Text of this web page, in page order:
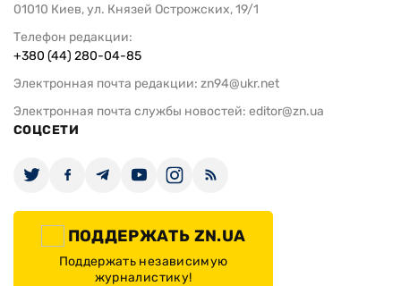
01010 Киев, ул. Князей Острожских, 19/1
Телефон редакции:
+380 (44) 280-04-85
Электронная почта редакции: zn94@ukr.net
Электронная почта службы новостей: editor@zn.ua
СОЦСЕТИ
ПОДДЕРЖАТЬ ZN.UA
Поддержать независимую
журналистику!